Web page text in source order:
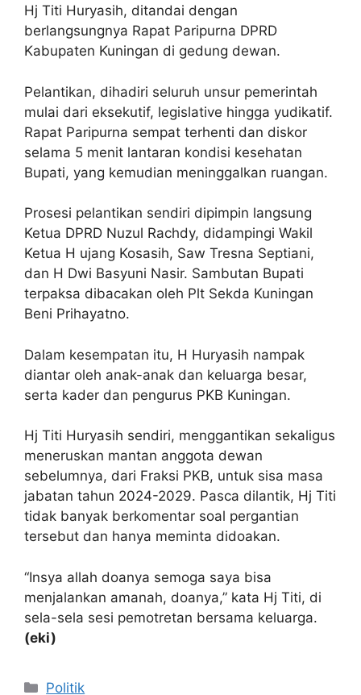
Hj Titi Huryasih, ditandai dengan
berlangsungnya Rapat Paripurna DPRD
Kabupaten Kuningan di gedung dewan.
Pelantikan, dihadiri seluruh unsur pemerintah
mulai dari eksekutif, legislative hingga yudikatif.
Rapat Paripurna sempat terhenti dan diskor
selama 5 menit lantaran kondisi kesehatan
Bupati, yang kemudian meninggalkan ruangan.
Prosesi pelantikan sendiri dipimpin langsung
Ketua DPRD Nuzul Rachdy, didampingi Wakil
Ketua H ujang Kosasih, Saw Tresna Septiani,
dan H Dwi Basyuni Nasir. Sambutan Bupati
terpaksa dibacakan oleh Plt Sekda Kuningan
Beni Prihayatno.
Dalam kesempatan itu, H Huryasih nampak
diantar oleh anak-anak dan keluarga besar,
serta kader dan pengurus PKB Kuningan.
Hj Titi Huryasih sendiri, menggantikan sekaligus
meneruskan mantan anggota dewan
sebelumnya, dari Fraksi PKB, untuk sisa masa
jabatan tahun 2024-2029. Pasca dilantik, Hj Titi
tidak banyak berkomentar soal pergantian
tersebut dan hanya meminta didoakan.
“Insya allah doanya semoga saya bisa
menjalankan amanah, doanya,” kata Hj Titi, di
sela-sela sesi pemotretan bersama keluarga.
(eki)
Kategori
Politik